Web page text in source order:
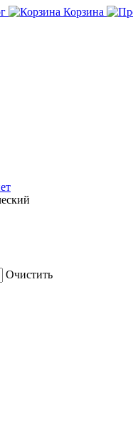
Корзина
Очистить